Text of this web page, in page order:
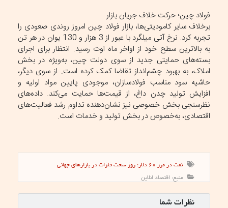
فولاد چین؛ حرکت خلاف جریان بازار
برخلاف سایر کامودیتی‌ها، بازار فولاد چین امروز روندی صعودی را
تجربه کرد. نرخ آتی میلگرد با عبور از 3 هزار و 130 یوان در هر تن
به بالاترین سطح خود از اواخر ماه اوت رسید. انتظار برای اجرای
بسته‌های حمایتی جدید از سوی دولت چین، به‌ویژه در بخش
املاک، به بهبود چشم‌انداز تقاضا کمک کرده است. از سوی دیگر،
حاشیه سود مناسب فولادسازان، موجودی پایین مواد اولیه و
افزایش تولید چدن داغ، از قیمت‌ها حمایت می‌کند. داده‌های
نظرسنجی بخش خصوصی نیز نشان‌دهنده تداوم رشد فعالیت‌های
اقتصادی، به‌خصوص در بخش تولید و خدمات است.
نفت در مرز ۶۰ دلار؛ روز سخت فلزات در بازار‌های جهانی
منبع: اقتصاد انلاین
نظرات شما